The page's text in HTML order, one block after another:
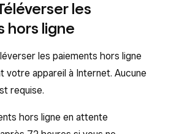
les
hors ligne
les paiements hors ligne
votre appareil à Internet. Aucune
requise.
hors ligne en attente